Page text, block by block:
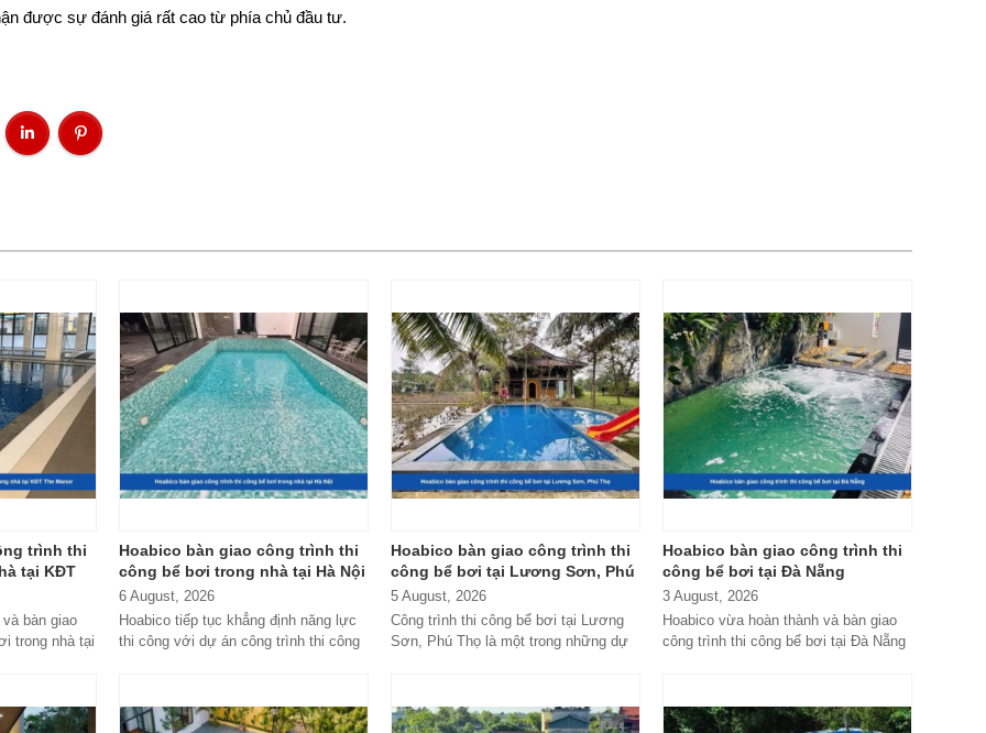
được sự đánh giá rất cao từ phía chủ đầu tư.
trình thi
tại KĐT
bàn giao
trong nhà tại
Hoabico bàn giao công trình thi
công bể bơi trong nhà tại Hà Nội
6 August, 2026
Hoabico tiếp tục khẳng định năng lực
thi công với dự án công trình thi công
Hoabico bàn giao công trình thi
công bể bơi tại Lương Sơn, Phú
Thọ
5 August, 2026
Công trình thi công bể bơi tại Lương
Sơn, Phú Thọ là một trong những dự
Hoabico bàn giao công trình thi
công bể bơi tại Đà Nẵng
3 August, 2026
Hoabico vừa hoàn thành và bàn giao
công trình thi công bể bơi tại Đà Nẵng